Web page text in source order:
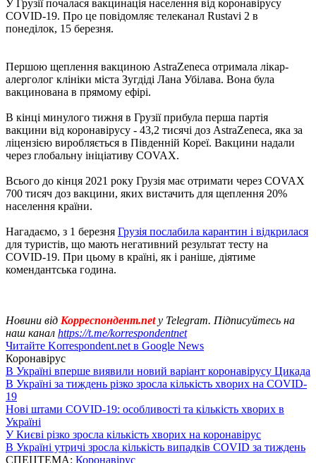
У Грузії почалася вакцинація населення від коронавірусу
COVID-19. Про це повідомляє телеканал Rustavi 2 в
понеділок, 15 березня.
Першою щеплення вакциною AstraZeneca отримала лікар-
алерголог клініки міста Зугдіді Лана Убілава. Вона була
вакцинована в прямому ефірі.
В кінці минулого тижня в Грузії прибула перша партія
вакцини від коронавірусу - 43,2 тисячі доз AstraZeneca, яка за
ліцензією виробляється в Південній Кореї. Вакцини надали
через глобальну ініціативу COVAX.
Всього до кінця 2021 року Грузія має отримати через COVAX
700 тисяч доз вакцини, яких вистачить для щеплення 20%
населення країни.
Нагадаємо, з 1 березня Грузія послабила карантин і відкрилася
для туристів, що мають негативний результат тесту на
COVID-19. При цьому в країні, як і раніше, діятиме
комендантська година.
Новини від Корреспондент.netу Telegram. Підписуйтесь на
наш канал https://t.me/korrespondentnet
Читайте Korrespondent.net в Google News
Коронавірус
В Україні вперше виявили новий варіант коронавірусу Цикада
В Україні за тиждень різко зросла кількість хворих на COVID-
19
Нові штами COVID-19: особливості та кількість хворих в
Україні
У Києві різко зросла кількість хворих на коронавірус
В Україні утричі зросла кількість випадків COVID за тиждень
СПЕЦТЕМА: Коронавірус